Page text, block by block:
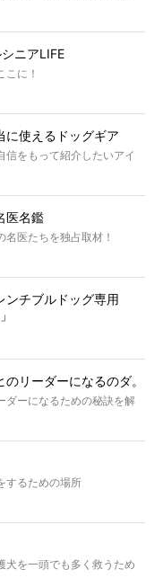
ニアLIFE
こに！
に使えるドッグギア
信をもって紹介したいアイ
医名鑑
医たちを独占取材！
ンチブルドッグ専用
のリーダーになるのダ。
ダーになるための秘訣を解
するための場所
を一頭でも多く救うため